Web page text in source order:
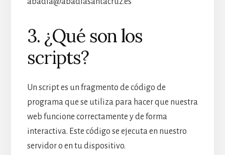
3. ¿Qué son los
scripts?
Un script es un fragmento de código de
programa que se utiliza para hacer que nuestra
web funcione correctamente y de forma
interactiva. Este código se ejecuta en nuestro
servidor o en tu dispositivo.